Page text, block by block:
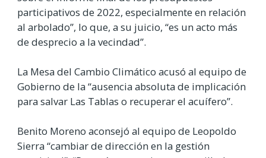
participativos de 2022, especialmente en relación
al arbolado”, lo que, a su juicio, “es un acto más
de desprecio a la vecindad”.
La Mesa del Cambio Climático acusó al equipo de
Gobierno de la “ausencia absoluta de implicación
para salvar Las Tablas o recuperar el acuífero”.
Benito Moreno aconsejó al equipo de Leopoldo
Sierra “cambiar de dirección en la gestión